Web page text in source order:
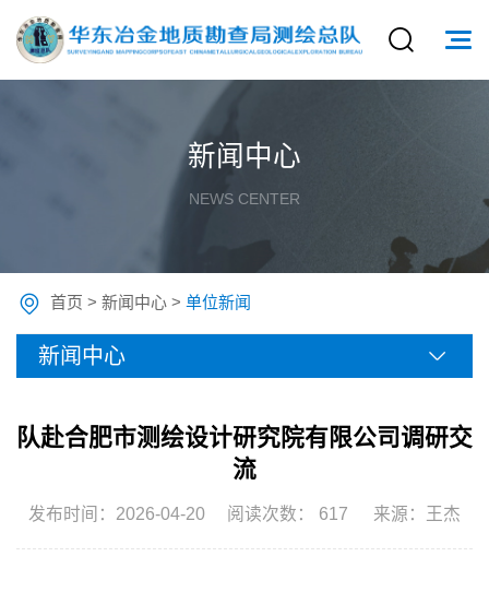
新闻中心
NEWS CENTER
首页 > 新闻中心 > 单位新闻
新闻中心
队赴合肥市测绘设计研究院有限公司调研交
流
发布时间：2026-04-20 阅读次数： 617 来源：王杰